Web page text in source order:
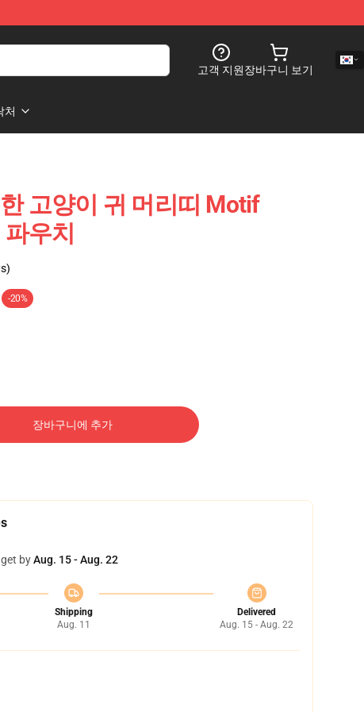
고객 지원장바구니 보기
처
고양이 귀 머리띠 Motif
우치
-20%
장바구니에 추가
byAug. 15 - Aug. 22
Shipping
Aug. 11
Delivered
Aug. 15 - Aug. 22